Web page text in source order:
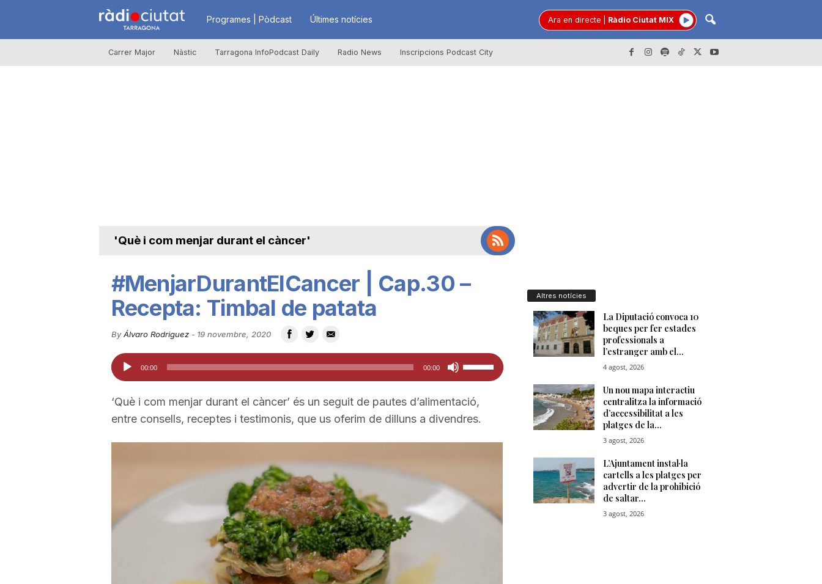
R
à
u
t
a
Programes | Pòdcast Últimes notícies Ara en directe Ràdio Ciutat MIX
Carrer Major Nàstic Tarragona InfoPodcast Daily Radio News Inscripcions Podcast City
'Què i com menjar durant el càncer'
#MenjarDurantElCancer | Cap.30 –
Recepta: Timbal de patata
By Álvaro Rodriguez- 19 novembre, 2020
Reproductor
d'àudio
00:00 00:00
Feu
servir
les
tecles
avall
‘Què i com menjar durant el càncer’ és un seguit de pautes d’alimentació,
entre consells, receptes i testimonis, que us oferim de dilluns a divendres.
Altres notícies